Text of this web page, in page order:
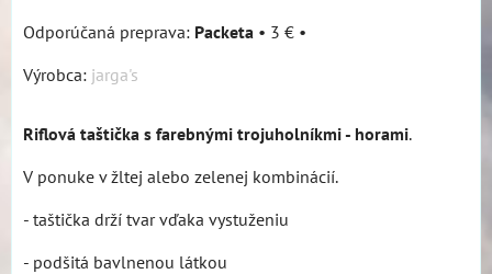
Packeta • 3 € •
Výrobca: jarga's
Riflová taštička s farebnými trojuholníkmi - horami.
V ponuke v žltej alebo zelenej kombinácií.
- taštička drží tvar vďaka vystuženiu
- podšitá bavlnenou látkou